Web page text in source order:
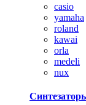
casio
yamaha
roland
kawai
orla
medeli
nux